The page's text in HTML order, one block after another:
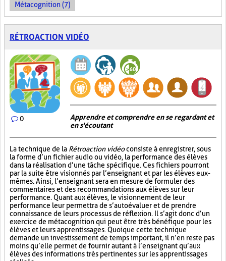
Métacognition (7)
RÉTROACTION VIDÉO
0
Apprendre et comprendre en se regardant et
en s'écoutant
La technique de la Rétroaction vidéoconsiste à enregistrer, sous
la forme d’un fichier audio ou vidéo, la performance des élèves
dans la réalisation d’une tâche spécifique. Ces fichiers pourront
par la suite être visionnés par l’enseignant et par les élèves eux-
mêmes. Ainsi, l’enseignant sera en mesure de formuler des
commentaires et des recommandations aux élèves sur leur
performance. Quant aux élèves, le visionnement de leur
performance leur permettra de s’autoévaluer et de prendre
connaissance de leurs processus de réflexion. Il s’agit donc d’un
exercice de métacognition qui peut être très bénéfique pour les
élèves et leurs apprentissages. Quoique cette technique
demande un investissement de temps important, il n’en reste pas
moins qu’elle permet de fournir autant à l’enseignant qu’aux
élèves des informations très pertinentes sur les apprentissages